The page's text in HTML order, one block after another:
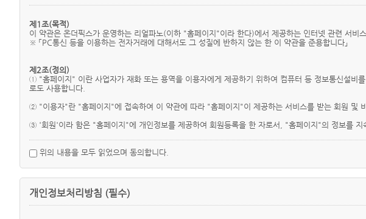
제1조(목적)
이 약관은 온더픽스가 운영하는 리얼파노(이하 "홈페이지"이라 한다)에서 제공하는 인터넷 관련 서
※ 「PC통신 등을 이용하는 전자거래에 대해서도 그 성질에 반하지 않는 한 이 약관을 준용합니다」
제2조(정의)
① "홈페이지" 이란 사업자가 재화 또는 용역을 이용자에게 제공하기 위하여 컴퓨터 등 정보통신설비
로도 사용합니다.
② "이용자"란 "홈페이지"에 접속하여 이 약관에 따라 "홈페이지"이 제공하는 서비스를 받는 회원 및
③ '회원'이라 함은 "홈페이지"에 개인정보를 제공하여 회원등록을 한 자로서, "홈페이지"의 정보를
④ 비회원'이라 함은 회원에 가입하지 않고 "홈페이지"이 제공하는 서비스를 이용하는 자를 말합니다.
제3조 (약관의 명시와 개정)
① "홈페이지"은 이 약관의 내용과 상호, 영업소 소재지, 대표자의 성명, 사업자등록번호, 연락처(전
② "홈페이지"은 약관의 규제 등에 관한 법률, 전자거래기본법, 전자서명법, 정보통신망 이용촉진 등
위의 내용을 모두 읽었으며 동의합니다.
개인정보처리방침 (필수)